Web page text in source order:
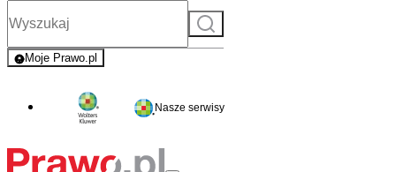
Szukaj
Moje Prawo.pl
- rejestracja i logowanie do serwisu
Nasze serwisy